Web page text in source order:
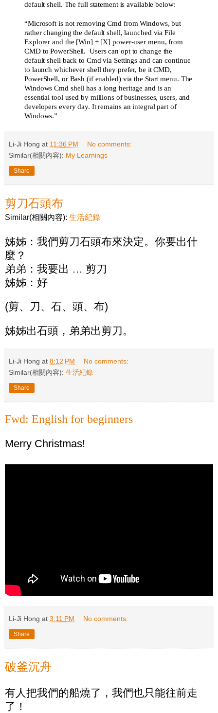
default shell. The full statement is available below:
“Microsoft is not removing Cmd from Windows, but
rather changing the default shell, launched via File
Explorer and the [Win] + [X] power-user menu, from
CMD to PowerShell. Users can opt to change the
default shell back to Cmd via Settings and can continue
to launch whichever shell they prefer, be it CMD,
PowerShell, or Bash (if enabled) via the Start menu. The
Windows Cmd shell has a long heritage and is an
essential tool used by millions of businesses, users, and
developers every day. It remains an integral part of
Windows.”
Li-Ji Hong at 11:36 PM
No comments:
Similar(相關內容): My Learnings
Share
剪刀石頭布
Similar(相關內容): 生活紀錄
姊姊：我們剪刀石頭布來決定。你要出什
麼？
弟弟：我要出 … 剪刀
姊姊：好
(剪、刀、石、頭、布)
姊姊出石頭，弟弟出剪刀。
Li-Ji Hong at 8:12 PM
No comments:
Similar(相關內容): 生活紀錄
Share
Fwd: English for beginners
Merry Christmas!
Li-Ji Hong at 3:11 PM No comments:
Share
破釜沉舟
有人把我們的船燒了，我們也只能往前走
了！